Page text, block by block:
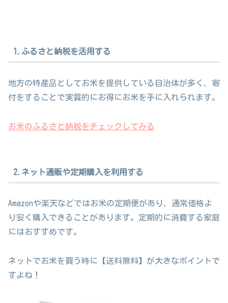
1.ふるさと納税を活用する
地方の特産品としてお米を提供している自治体が多く、寄
付をすることで実質的にお得にお米を手に入れられます。
お米のふるさと納税をチェックしてみる
2.ネット通販や定期購入を利用する
Amazonや楽天などではお米の定期便があり、通常価格よ
り安く購入できることがあります。定期的に消費する家庭
にはおすすめです。
ネットでお米を買う時に【送料無料】が大きなポイントで
すよね！